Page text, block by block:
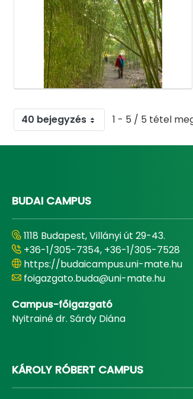
40 bejegyzés 1 - 5 / 5 tétel
BUDAI CAMPUS
1118 Budapest, Villányi út 29-43.
+36-1/305-7354, +36-1/305-7528
https://budaicampus.uni-mate.hu
foigazgato.buda@uni-mate.hu
Campus-főigazgató
Nyitrainé dr. Sárdy Diána
KÁROLY RÓBERT CAMPUS